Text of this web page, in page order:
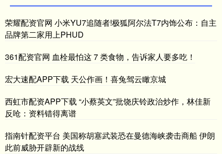
荣耀配资官网 小米YU7追随者!极狐阿尔法T7内饰公布：自主
品牌第二家用上PHUD
361配资官网 血栓最怕这 7 类食物，告诉家人要多吃！
宏大速配APP下载 天公作画！喜兔驾云瞰京城
西虹市配资APP下载 “小蔡英文”批饶庆铃政治炒作，林佳新
反呛：资料错得离谱
指南针配资平台 美国称胡塞武装恐在曼德海峡袭击商船 伊朗
此前威胁开辟新的战线